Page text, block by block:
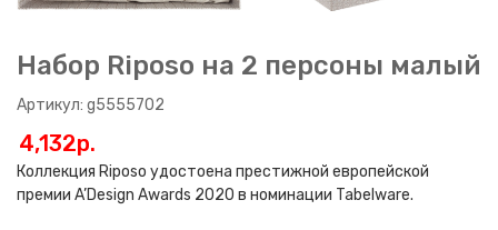
Набор Riposo на 2 персоны малый
Артикул: g5555702
4,132p.
Коллекция Riposo удостоена престижной европейской
премии A’Design Awards 2020 в номинации Tabelware.